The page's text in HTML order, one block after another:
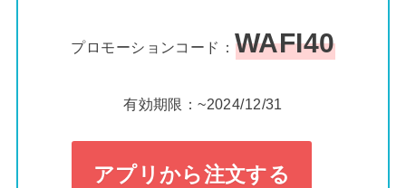
プロモーションコード： WAFI40
有効期限：~2024/12/31
アプリから注文する